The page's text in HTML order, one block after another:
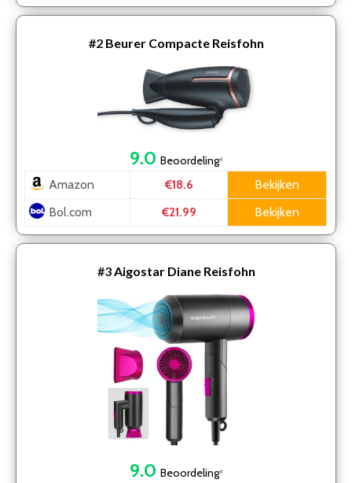
#2 Beurer Compacte Reisfohn
9.0 Beoordeling*
Amazon €18.6
Bekijken
Bol.com
€21.99 Bekijken
#3Aigostar Diane Reisfohn
9.0 Beoordeling*